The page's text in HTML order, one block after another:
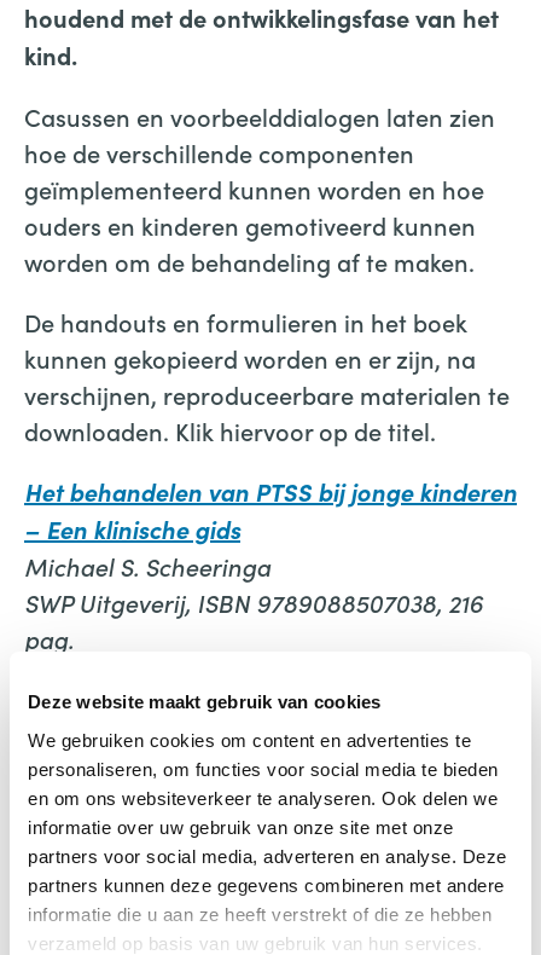
Deze website maakt gebruik van cookies
We gebruiken cookies om content en advertenties te
personaliseren, om functies voor social media te bieden
en om ons websiteverkeer te analyseren. Ook delen we
informatie over uw gebruik van onze site met onze
partners voor social media, adverteren en analyse. Deze
partners kunnen deze gegevens combineren met andere
informatie die u aan ze heeft verstrekt of die ze hebben
verzameld op basis van uw gebruik van hun services.
houdend met de ontwikkelingsfase van het
kind.
Casussen en voorbeelddialogen laten zien
hoe de verschillende componenten
geïmplementeerd kunnen worden en hoe
ouders en kinderen gemotiveerd kunnen
worden om de behandeling af te maken.
De handouts en formulieren in het boek
kunnen gekopieerd worden en er zijn, na
verschijnen, reproduceerbare materialen te
downloaden. Klik hiervoor op de titel.
Het behandelen van PTSS bij jonge kinderen
– Een klinische gids
Michael S. Scheeringa
SWP Uitgeverij, ISBN 9789088507038, 216
pag.
Het behandelen van PTSS bij
jonge kinderen